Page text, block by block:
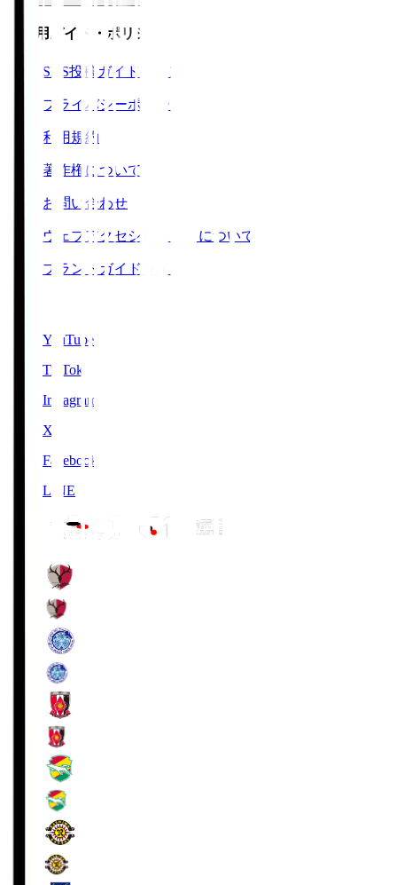
ご利用ガイド・ポリシー
SNS投稿ガイドライン
プライバシーポリシー
利用規約
著作権について
お問い合わせ
ウェブアクセシビリティについて
ブランドガイドライン
YouTube
TikTok
Instagram
X
Facebook
LINE